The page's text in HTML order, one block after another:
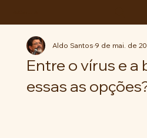
Entre o vírus e a
essas as
Aldo Santos9 de mai. de